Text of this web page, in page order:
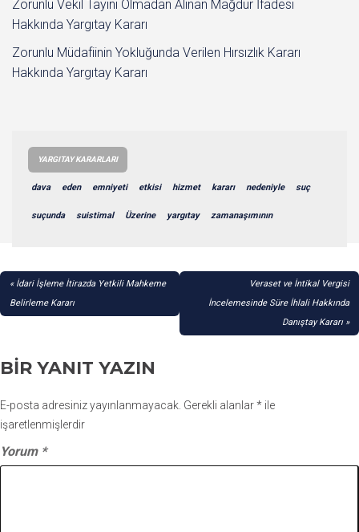
Zorunlu Vekil Tayini Olmadan Alınan Mağdur İfadesi
Hakkında Yargıtay Kararı
Zorunlu Müdafiinin Yokluğunda Verilen Hırsızlık Kararı
Hakkında Yargıtay Kararı
YARGITAY KARARLARI
dava eden emniyeti etkisi hizmet kararı nedeniyle suç
suçunda suistimal Üzerine yargıtay zamanaşımının
YAZI
GEZINMESI
İdari İşleme İtirazda Yetkili Mahkeme
Belirleme Kararı
Veraset ve İntikal Vergisi
İncelemesinde Süre İhlali Hakkında
Danıştay Kararı
BIR YANIT YAZIN
E-posta adresiniz yayınlanmayacak. Gerekli alanlar* ile
işaretlenmişlerdir
Yorum *